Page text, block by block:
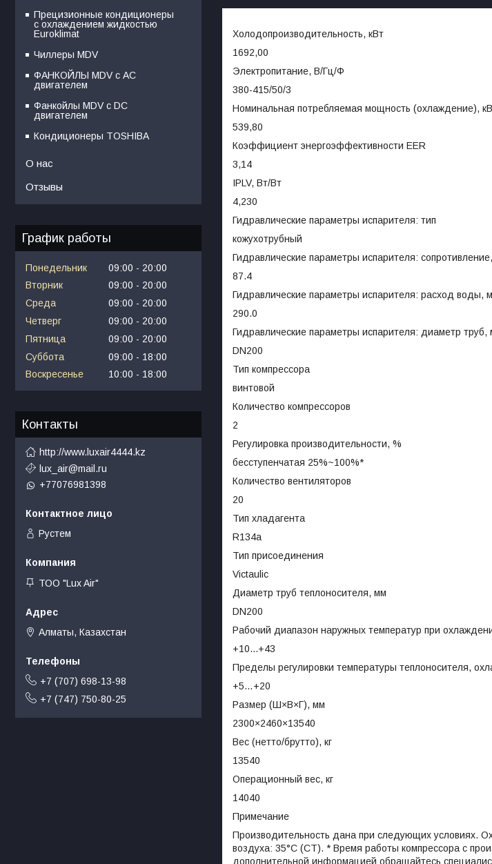
Холодопроизводительность, кВт
1692,00
Электропитание, В/Гц/Ф
380-415/50/3
Номинальная потребляемая мощность (охлаждение),
539,80
Коэффициент энергоэффективности EER
3,14
IPLV, Вт/Вт
4,230
Гидравлические параметры испарителя: тип
кожухотрубный
Гидравлические параметры испарителя:
87.4
Гидравлические параметры испарителя: расход воды,
290.0
Гидравлические параметры испарителя: диаметр труб,
DN200
Тип компрессора
винтовой
Количество компрессоров
2
Регулировка производительности, %
бесступенчатая 25%~100%*
Количество вентиляторов
20
Тип хладагента
R134a
Тип присоединения
Victaulic
Диаметр труб теплоносителя, мм
DN200
Рабочий диапазон наружных температур при
+10...+43
Пределы регулировки температуры теплоносителя,
+5…+20
Размер (Ш×В×Г), мм
2300×2460×13540
Вес (нетто/брутто), кг
13540
Операционный вес, кг
14040
Примечание
Производительность дана при следующих условиях.
воздуха: 35°С (СТ). * Время работы компрессора с
дополнительной информацией обращайтесь
Прецизионные кондиционеры
с охлаждением жидкостью
Euroklimat
Чиллеры MDV
ФАНКОЙЛЫ MDV с АС
двигателем
Фанкойлы MDV c DC
двигателем
Кондиционеры TOSHIBA
О нас
Отзывы
График работы
Понедельник 09:00
20:00
Вторник
09:00
20:00
Среда
09:00
20:00
Четверг
09:00
20:00
Пятница
09:00
20:00
Суббота
09:00
18:00
Воскресенье
10:00 18:00
Контакты
http://www.luxair4444.kz
lux_air@mail.ru
+77076981398
Рустем
ТОО "Lux Air"
Алматы, Казахстан
+7 (707) 698-13-98
+7 (747) 750-80-25